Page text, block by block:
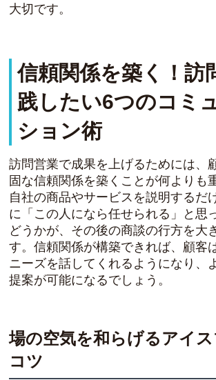
大切です。
信頼関係を築く！訪
践したい6つのコミ
ション術
訪問営業で成果を上げるためには、
固な信頼関係を築くことが何よりも
自社の商品やサービスを説明するだ
に「この人になら任せられる」と思
どうかが、その後の商談の行方を大
す。信頼関係が構築できれば、顧客
ニーズを話してくれるようになり、
提案が可能になるでしょう。
場の空気を和らげるアイ
コツ